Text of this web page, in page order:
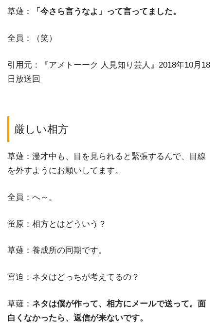
草薙： 「今さら言うなよ」って言ってました。
全員：（笑）
引用元：『アメトーーク 人見知り芸人』2018年10月18
日放送回
厳しい相方
草薙：漫才中も、目を見られると緊張するんで、目線
を外すようにお願いしてます。
全員：へ～。
蛍原：相方とはどういう？
草薙：養成所の同期です。
宮迫：ネタはどっちが考えてるの？
草薙： ネタは僕が作って、相方にメールで送って。面
白くなかったら、返信が来ないです。